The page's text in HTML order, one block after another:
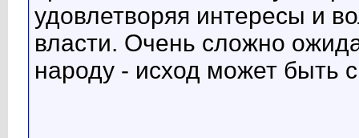
удовлетворяя интересы и
власти. Очень сложно
народу - исход может быть